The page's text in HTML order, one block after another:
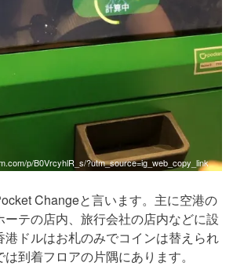
p/B0VrcyhlR_s/?utm_source=ig_web_copy_link
Changeと言います。主に空港の
ーテの店内、旅行会社の店内などに設
ドルはお札のみでコインは替えられ
到着フロアの片隅にあります。